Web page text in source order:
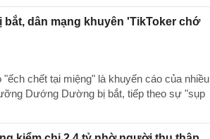
dân mạng khuyên 'TikToker chớ
chết tại miệng" là khuyến cáo của nhiều
Dướng Dường bị bắt, tiếp theo sự "sụp